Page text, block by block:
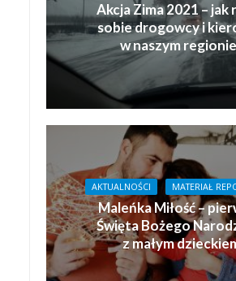
Akcja Zima 2021 – jak
sobie drogowcy i
w naszym
AKTUALNOŚCI MATERIAŁ
Maleńka Miłość –
Święta Bożego
z małym